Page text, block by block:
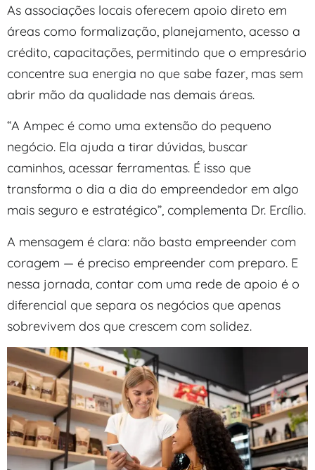
As associações locais oferecem apoio direto em
áreas como formalização, planejamento, acesso a
crédito, capacitações, permitindo que o empresário
concentre sua energia no que sabe fazer, mas sem
abrir mão da qualidade nas demais áreas.
“A Ampec é como uma extensão do pequeno
negócio. Ela ajuda a tirar dúvidas, buscar
caminhos, acessar ferramentas. É isso que
transforma o dia a dia do empreendedor em algo
mais seguro e estratégico”, complementa Dr. Ercílio.
A mensagem é clara: não basta empreender com
coragem — é preciso empreender com preparo. E
nessa jornada, contar com uma rede de apoio é o
diferencial que separa os negócios que apenas
sobrevivem dos que crescem com solidez.